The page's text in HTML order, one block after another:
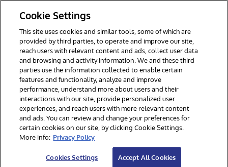
© 1996-2026 InterSystems Corporation, Boston, MA. Alle Rechte
vorbehalten.
Mitteilungen/Geschäftsbedingungen
Geld-zurück-Garantie
Impressum Barrierefreiheit
Cookie Settings
This site uses cookies and similar tools, some of which are
provided by third parties, to operate and improve our site,
reach users with relevant content and ads, collect user data
and browsing and activity information. We and these third
parties use the information collected to enable certain
features and functionality, analyze and improve
performance, understand more about users and their
interactions with our site, provide personalized user
experiences, and reach users with more relevant content
and ads. You can review and change your preferences for
certain cookies on our site, by clicking Cookie Settings.
More info: Privacy Policy
Cookies Settings Accept All Cookies